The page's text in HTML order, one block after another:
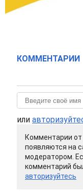
КОММЕНТАРИИ
или
Комментарии
появляются на
модератором.
комментарий
авторизуйтесь